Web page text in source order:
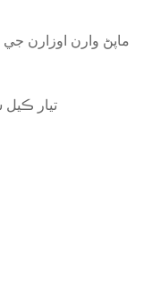
تيار ڪيل شين جو 100٪